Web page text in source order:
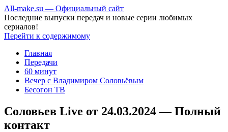
All-make.su — Официальный сайт
Последние выпуски передач и новые серии любимых
сериалов!
Перейти к содержимому
Главная
Передачи
60 минут
Вечер с Владимиром Соловьёвым
Бесогон ТВ
Соловьев Live от 24.03.2024 — Полный
контакт